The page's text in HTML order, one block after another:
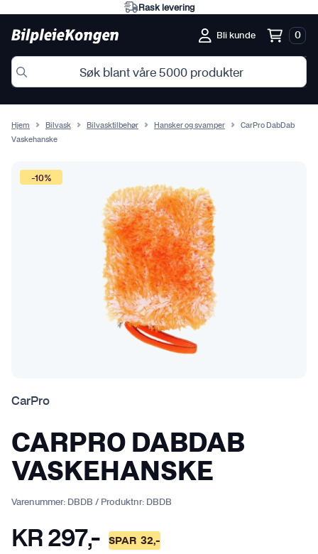
Rask levering
Bli kunde 0
Hjem Bilvask Bilvasktilbehør Hansker og svamper
CarPro DabDab
Vaskehanske
-10%
CarPro
CARPRO DABDAB
VASKEHANSKE
Varenummer: DBDB / Produktnr: DBDB
KR 297,- SPAR 32,-